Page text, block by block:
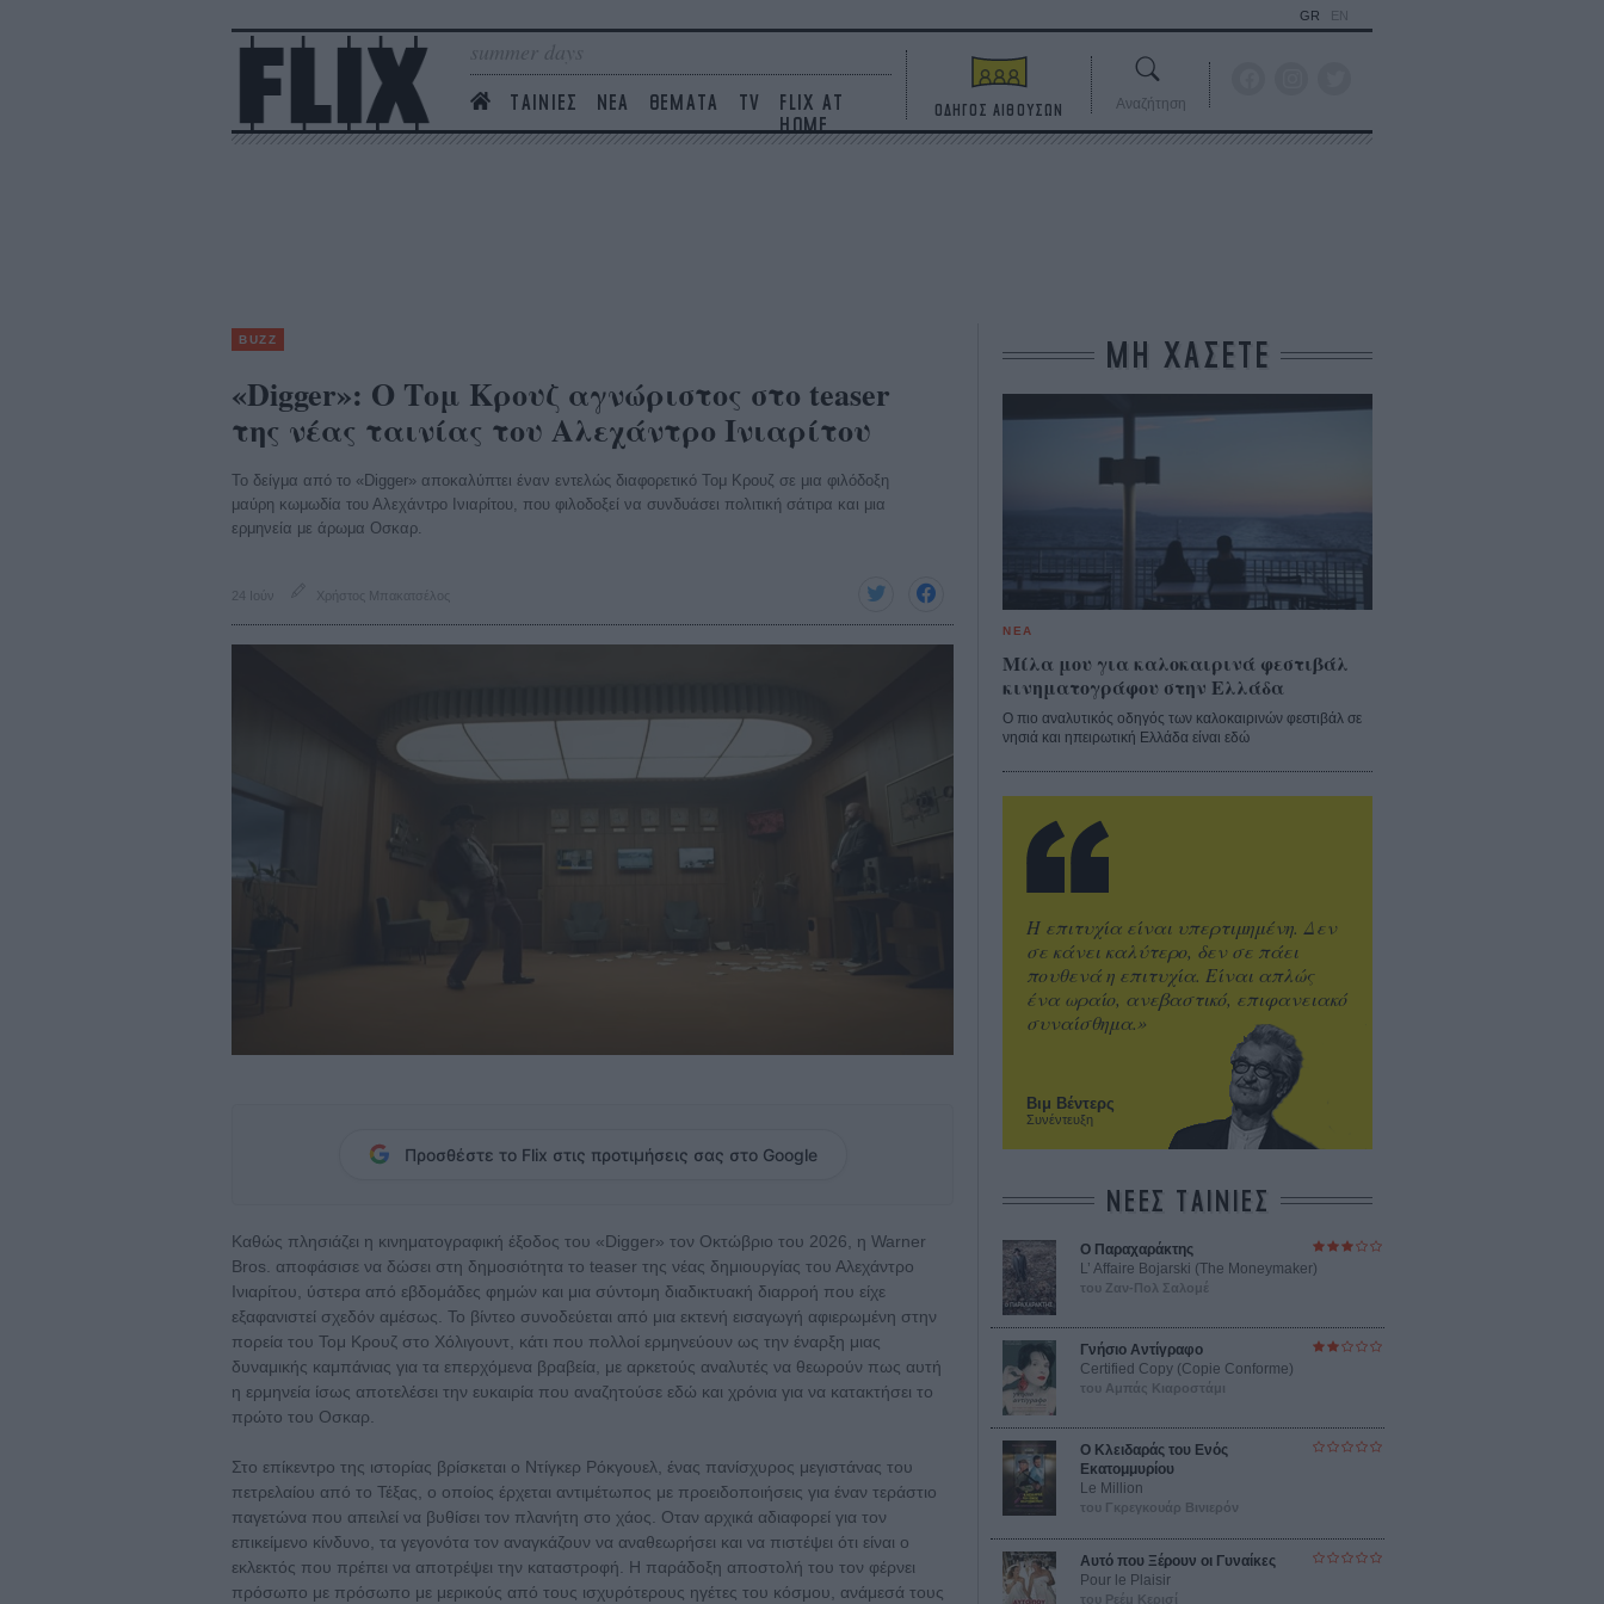
summer days
ΤΑΙΝΙΕΣ ΝΕΑ ΘΕΜΑΤΑ TV
FLIX AT
HOME
GR EN
ΟΔΗΓΟΣ ΑΙΘΟΥΣΩΝ Αναζήτηση
BUZZ
«Digger»: Ο Τομ Κρουζ αγνώριστος στο teaser
της νέας ταινίας του Αλεχάντρο Ινιαρίτου
Το δείγμα από το «Digger» αποκαλύπτει έναν εντελώς διαφορετικό Τομ Κρουζ σε μια φιλόδοξη
μαύρη κωμωδία του Αλεχάντρο Ινιαρίτου, που φιλοδοξεί να συνδυάσει πολιτική σάτιρα και μια
ερμηνεία με άρωμα Oσκαρ.
24 Ιούν Χρήστος Μπακατσέλος
Προσθέστε το Flix στις προτιμήσεις σας στο Google
Καθώς πλησιάζει η κινηματογραφική έξοδος του «Digger» τον Οκτώβριο του 2026, η Warner
Bros. αποφάσισε να δώσει στη δημοσιότητα το teaser της νέας δημιουργίας του Αλεχάντρο
Ινιαρίτου, ύστερα από εβδομάδες φημών και μια σύντομη διαδικτυακή διαρροή που είχε
εξαφανιστεί σχεδόν αμέσως. Το βίντεο συνοδεύεται από μια εκτενή εισαγωγή αφιερωμένη στην
πορεία του Τομ Κρουζ στο Χόλιγουντ, κάτι που πολλοί ερμηνεύουν ως την έναρξη μιας
δυναμικής καμπάνιας για τα επερχόμενα βραβεία, με αρκετούς αναλυτές να θεωρούν πως αυτή
η ερμηνεία ίσως αποτελέσει την ευκαιρία που αναζητούσε εδώ και χρόνια για να κατακτήσει το
πρώτο του Οσκαρ.
Στο επίκεντρο της ιστορίας βρίσκεται ο Ντίγκερ Ρόκγουελ, ένας πανίσχυρος μεγιστάνας του
πετρελαίου από το Τέξας, ο οποίος έρχεται αντιμέτωπος με προειδοποιήσεις για έναν τεράστιο
παγετώνα που απειλεί να βυθίσει τον πλανήτη στο χάος. Οταν αρχικά αδιαφορεί για τον
επικείμενο κίνδυνο, τα γεγονότα τον αναγκάζουν να αναθεωρήσει και να πιστέψει ότι είναι ο
εκλεκτός που πρέπει να αποτρέψει την καταστροφή. Η παράδοξη αποστολή του τον φέρνει
πρόσωπο με πρόσωπο με μερικούς από τους ισχυρότερους ηγέτες του κόσμου, ανάμεσά τους
ΜΗ ΧΑΣΕΤΕ
ΝΕΑ
Μίλα μου για καλοκαιρινά φεστιβάλ
κινηματογράφου στην Ελλάδα
Ο πιο αναλυτικός οδηγός των καλοκαιρινών φεστιβάλ σε
νησιά και ηπειρωτική Ελλάδα είναι εδώ
Βιμ Βέντερς
Συνέντευξη
Η επιτυχία είναι υπερτιμημένη. Δεν
σε κάνει καλύτερο, δεν σε πάει
πουθενά η επιτυχία. Είναι απλώς
ένα ωραίο, ανεβαστικό, επιφανειακό
συναίσθημα.»
ΝΕΕΣ ΤΑΙΝΙΕΣ
Ο Παραχαράκτης
L’ Affaire Bojarski (The Moneymaker)
του Ζαν-Πολ Σαλομέ
Γνήσιο Αντίγραφο
Certified Copy (Copie Conforme)
του Αμπάς Κιαροστάμι
Ο Κλειδαράς του Ενός
Εκατομμυρίου
Le Million
του Γκρεγκουάρ Βινιερόν
Αυτό που Ξέρουν οι Γυναίκες
Pour le Plaisir
του Ρεέμ Κερισί